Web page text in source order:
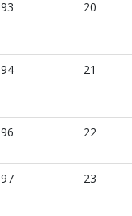
93 20
94 21
96 22
97 23